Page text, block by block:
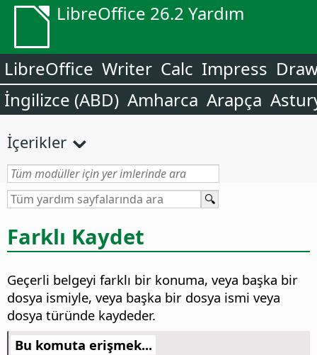
LibreOffice 26.2 Yardım
LibreOffice Writer Calc Impress
İngilizce (ABD) Amharca Arapça
İçerikler
Farklı Kaydet
Geçerli belgeyi farklı bir konuma, veya başka bir
dosya ismiyle, veya başka bir dosya ismi veya
dosya türünde kaydeder.
Bu komuta erişmek...